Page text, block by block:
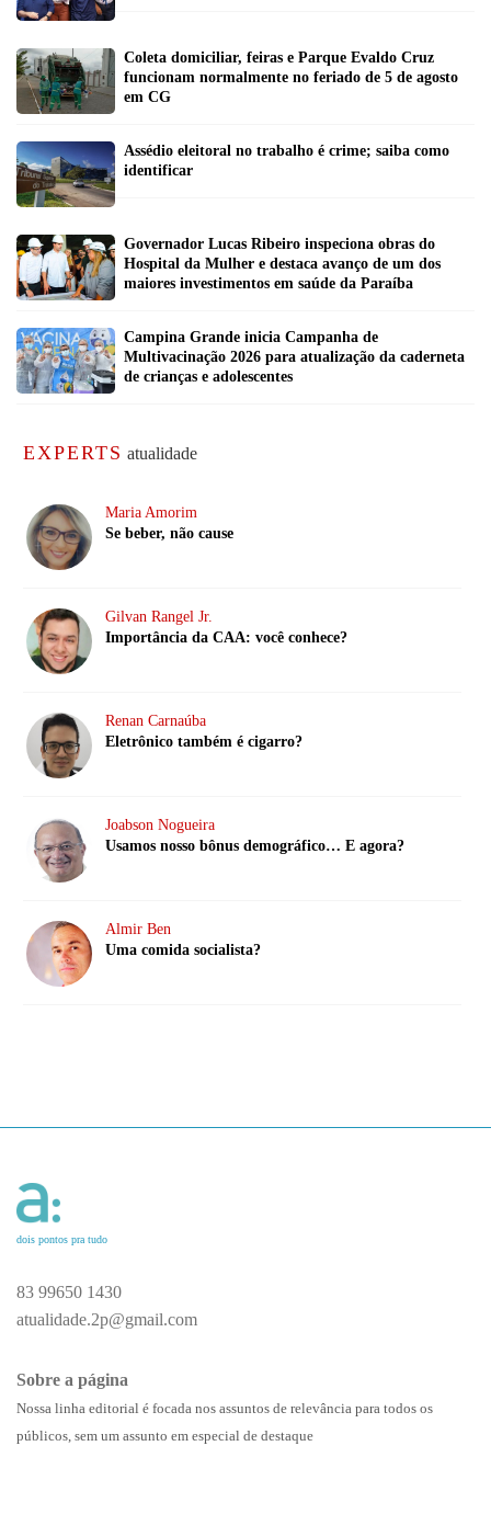
Coleta domiciliar, feiras e Parque Evaldo Cruz
funcionam normalmente no feriado de 5 de agosto
em CG
Assédio eleitoral no trabalho é crime; saiba como
identificar
Governador Lucas Ribeiro inspeciona obras do
Hospital da Mulher e destaca avanço de um dos
maiores investimentos em saúde da Paraíba
Campina Grande inicia Campanha de
Multivacinação 2026 para atualização da caderneta
de crianças e adolescentes
EXPERTS atualidade
Maria Amorim
Se beber, não cause
Gilvan Rangel Jr.
Importância da CAA: você conhece?
Renan Carnaúba
Eletrônico também é cigarro?
Joabson Nogueira
Usamos nosso bônus demográfico… E agora?
Almir Ben
Uma comida socialista?
dois pontos pra tudo
83 99650 1430
atualidade.2p@gmail.com
Sobre a página
Nossa linha editorial é focada nos assuntos de relevância para todos os
públicos, sem um assunto em especial de destaque